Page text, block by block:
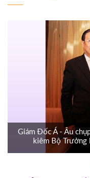
Giám Đốc Á - Âu
kiêm Bộ Trưởng